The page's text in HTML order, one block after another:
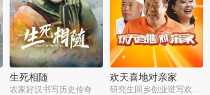
生死相随
农家好汉书写历史传奇
欢天喜地对亲家